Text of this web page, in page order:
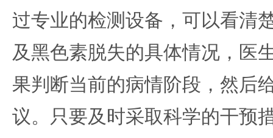
过专业的检测设备，可以看清
及黑色素脱失的具体情况，医
果判断当前的病情阶段，然后
议。只要及时采取科学的干预